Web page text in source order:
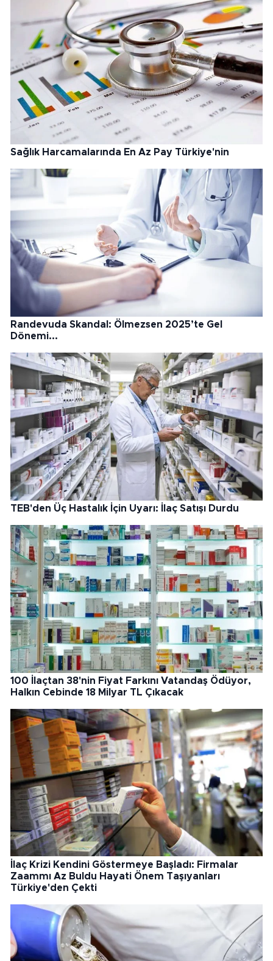
Sağlık Harcamalarında En Az Pay Türkiye'nin
Randevuda Skandal: Ölmezsen 2025’te Gel
Dönemi...
TEB'den Üç Hastalık İçin Uyarı: İlaç Satışı Durdu
100 İlaçtan 38'nin Fiyat Farkını Vatandaş Ödüyor,
Halkın Cebinde 18 Milyar TL Çıkacak
İlaç Krizi Kendini Göstermeye Başladı: Firmalar
Zaammı Az Buldu Hayati Önem Taşıyanları
Türkiye'den Çekti